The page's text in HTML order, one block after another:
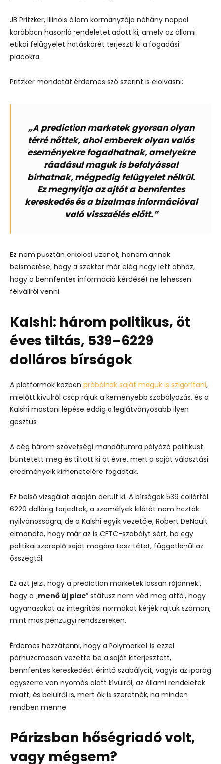
JB Pritzker, Illinois állam kormányzója néhány nappal
korábban hasonló rendeletet adott ki, amely az állami
etikai felügyelet hatáskörét terjeszti ki a fogadási
piacokra.
Pritzker mondatát érdemes szó szerint is elolvasni:
„A prediction marketek gyorsan olyan
térré nőttek, ahol emberek olyan valós
eseményekre fogadhatnak, amelyekre
ráadásul maguk is befolyással
bírhatnak, mégpedig felügyelet nélkül.
Ez megnyitja az ajtót a bennfentes
kereskedés és a bizalmas információval
való visszaélés előtt.”
Ez nem pusztán erkölcsi üzenet, hanem annak
beismerése, hogy a szektor már elég nagy lett ahhoz,
hogy a bennfentes információ kérdését ne lehessen
félvállról venni.
Kalshi: három politikus, öt
éves tiltás, 539–6229
dolláros bírságok
A platformok közben próbálnak saját maguk is szigorítani,
mielőtt kívülről csap rájuk a keményebb szabályozás, és a
Kalshi mostani lépése eddig a leglátványosabb ilyen
gesztus.
A cég három szövetségi mandátumra pályázó politikust
büntetett meg és tiltott ki öt évre, mert a saját választási
eredményeik kimenetelére fogadtak.
Ez belső vizsgálat alapján derült ki. A bírságok 539 dollártól
6229 dollárig terjedtek, a személyek kilétét nem hozták
nyilvánosságra, de a Kalshi egyik vezetője, Robert DeNault
elmondta, hogy már az is CFTC-szabályt sért, ha egy
politikai szereplő saját magára tesz tétet, függetlenül az
összegtől.
Ez azt jelzi, hogy a prediction marketek lassan rájönnek:,
hogy a „menő új piac” státusz nem véd meg attól, hogy
ugyanazokat az integritási normákat kérjék rajtuk számon,
mint más pénzügyi rendszereken.
Érdemes hozzátenni, hogy a Polymarket is ezzel
párhuzamosan vezette be a saját kiterjesztett,
bennfentes kereskedést érintő szabályait, vagyis az iparág
egyszerre van nyomás alatt kívülről, az állami rendeletek
miatt, és belülről is, mert ők is szeretnék, ha minden
rendben menne.
Párizsban hőségriadó volt,
vagy mégsem?